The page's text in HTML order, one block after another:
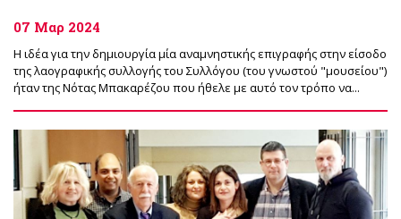
07 Μαρ 2024
Η ιδέα για την δημιουργία μία αναμνηστικής επιγραφής στην είσοδο
της λαογραφικής συλλογής του Συλλόγου (του γνωστού "μουσείου")
ήταν της Νότας Μπακαρέζου που ήθελε με αυτό τον τρόπο να...